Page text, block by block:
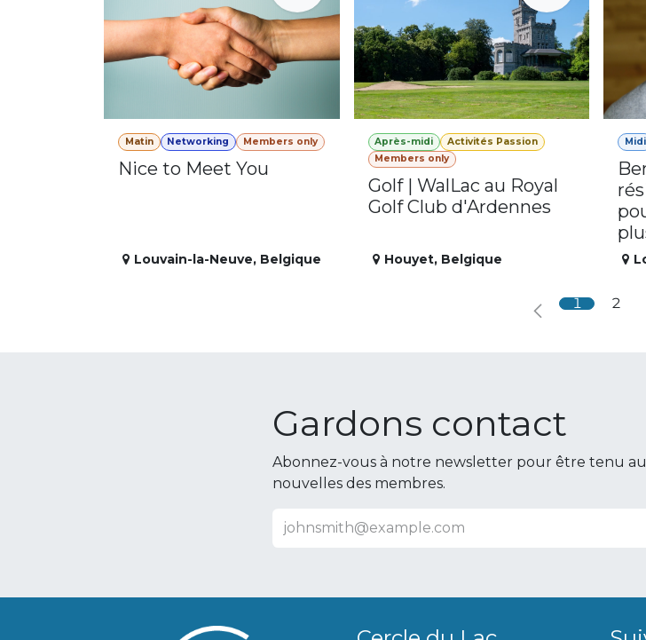
Matin Networking Members only
Nice to Meet You
Louvain-la-Neuve, Belgique
Après-midi
Activités Passion
Members only
Golf | WalLac au Royal
Golf Club d'Ardennes
Houyet, Belgique
Midi
1 2
Gardons contact
Abonnez-vous à notre newsletter pour être tenu
nouvelles des membres.